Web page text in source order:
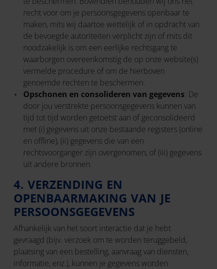
recht voor om je persoonsgegevens openbaar te
maken, mits wij daartoe wettelijk of in opdracht van
de bevoegde autoriteiten verplicht zijn of mits dit
noodzakelijk is om een eerlijke rechtsgang te
waarborgen overeenkomstig de op onze website(s)
vermelde procedure of om de hierboven
genoemde rechten te beschermen.
Opschonen en consolideren van gegevens: De
door jou verstrekte persoonsgegevens kunnen van
tijd tot tijd worden getoetst aan of geconsolideerd
met (i) gegevens uit onze bestaande registers (online
en offline), (ii) gegevens die van een
rechtsvoorganger zijn overgenomen, of (iii) gegevens
uit andere bronnen.
4. VERZENDING EN
OPENBAARMAKING VAN JE
PERSOONSGEGEVENS
Afhankelijk van het soort interactie dat je hebt
gevraagd (bijv. verzoek om te worden teruggebeld,
plaatsing van een bestelling, aanvraag van diensten,
informatie, enz.), kunnen je gegevens worden